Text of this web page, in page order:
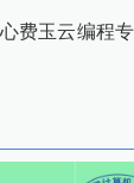
玉云编程